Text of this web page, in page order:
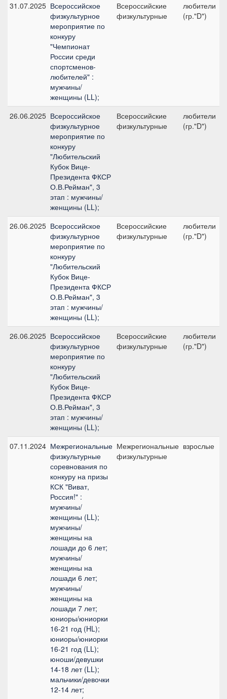
31.07.2025 Всероссийское
физкультурное
мероприятие по
конкуру
"Чемпионат
России среди
спортсменов-
любителей" :
мужчины/
женщины (LL);
Всероссийские
физкультурные
любители
(гр."D")
26.06.2025 Всероссийское
физкультурное
мероприятие по
конкуру
"Любительский
Кубок Вице-
Президента ФКСР
О.В.Рейман", 3
этап : мужчины/
женщины (LL);
Всероссийские
физкультурные
любители
(гр."D")
26.06.2025 Всероссийское
физкультурное
мероприятие по
конкуру
"Любительский
Кубок Вице-
Президента ФКСР
О.В.Рейман", 3
этап : мужчины/
женщины (LL);
Всероссийские
физкультурные
любители
(гр."D")
26.06.2025 Всероссийское
физкультурное
мероприятие по
конкуру
"Любительский
Кубок Вице-
Президента ФКСР
О.В.Рейман", 3
этап : мужчины/
женщины (LL);
Всероссийские
физкультурные
любители
(гр."D")
07.11.2024 Межрегиональные
физкультурные
соревнования по
конкуру на призы
КСК "Виват,
Россия!" :
мужчины/
женщины (LL);
мужчины/
женщины на
лошади до 6 лет;
мужчины/
женщины на
лошади 6 лет;
мужчины/
женщины на
лошади 7 лет;
юниоры/юниорки
16-21 год (HL);
юниоры/юниорки
16-21 год (LL);
юноши/девушки
14-18 лет (LL);
мальчики/девочки
12-14 лет;
Межрегиональные
физкультурные
взрослые